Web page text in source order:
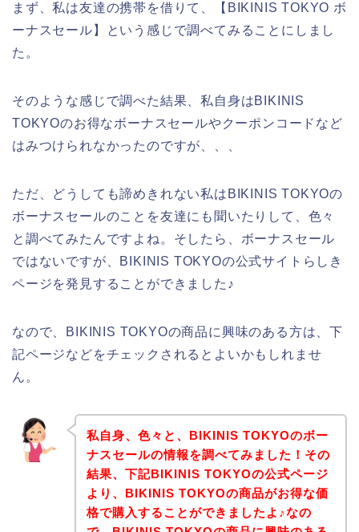
まず、私は友達の携帯を借りて、【BIKINIS TOKYO ボ
ーナスセール】という感じで調べてみることにしまし
た。
そのような感じで調べた結果、私自身はBIKINIS
TOKYOのお得なボーナスセールやクーポンコードなど
はみつけられなかったのですが、、、
ただ、どうしても諦めきれない私はBIKINIS TOKYOの
ボーナスセールのことを友達にも聞いたりして、色々
と調べてみたんですよね。そしたら、ボーナスセール
ではないですが、BIKINIS TOKYOの公式サイトらしき
ページを発見することができました♪
なので、BIKINIS TOKYOの商品に興味のある方は、下
記ページなどをチェックされるとよいかもしれませ
ん。
私自身、色々と、BIKINIS TOKYOのボー
ナスセールの情報を調べてみました！その
結果、下記BIKINIS TOKYOの公式ページ
より、BIKINIS TOKYOの商品がお得な価
格で購入することができましたよ♪なの